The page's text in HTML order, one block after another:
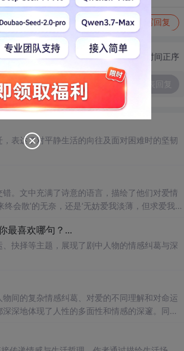
举报 写回复
切换为时间正序
表达了对平静生活的向往及面对困难时的坚韧
。文中充满了诗意的语言，描绘了他们对爱情
会散’的无奈，还是‘无妨爱我淡薄，但求爱我长
最喜欢哪句？...
抉择等主题，展现了剧中人物的情感纠葛与深
间的复杂情感纠葛、对爱的不同理解和对命运
深地体现了人性的多面性和情感的深邃。同